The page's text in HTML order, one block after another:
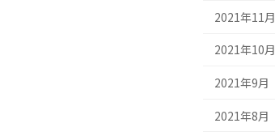
2021年11月
2021年10月
2021年9月
2021年8月